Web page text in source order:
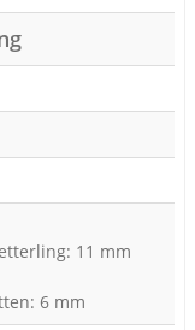
11 mm
6 mm